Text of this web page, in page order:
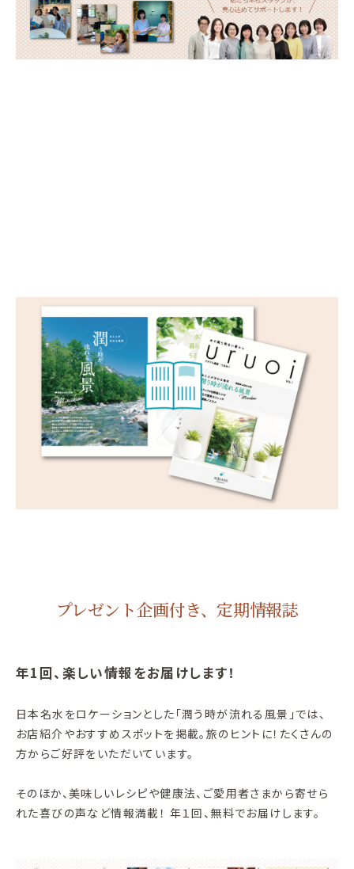
プレゼント企画付き、定期情報誌
年1回、楽しい情報をお届けします！
日本名水をロケーションとした「潤う時が流れる風景」では、
お店紹介やおすすめスポットを掲載。旅のヒントに！たくさんの
方からご好評をいただいています。
そのほか、美味しいレシピや健康法、ご愛用者さまから寄せら
れた喜びの声など情報満載！ 年１回、無料でお届けします。